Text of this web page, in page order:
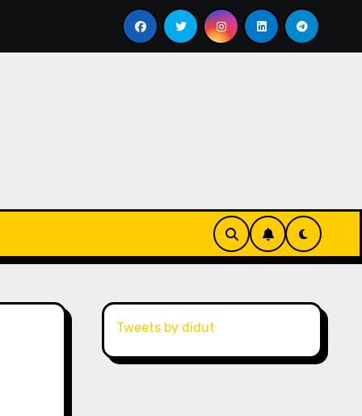
Kredivo KRL Commuterline, Transportasi
Tweets by didut